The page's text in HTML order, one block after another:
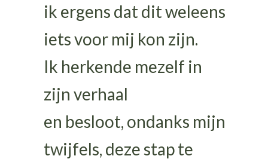
ik ergens dat dit weleens
iets voor mij kon zijn.
Ik herkende mezelf in
zijn verhaal
en besloot, ondanks mijn
twijfels, deze stap te